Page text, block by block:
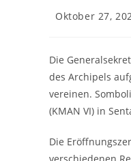
Beitrag
Oktober 27,
Die
des Archipels
vereinen.
(KMAN VI) in
Die